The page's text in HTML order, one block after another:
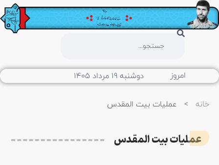
دوشنبه ۱۹ مرداد ۱۴۰۵
> عملیات بیت المقدس
عملیات بیت المقدس